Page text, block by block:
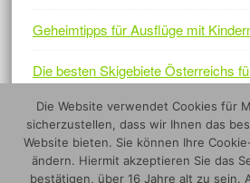
Geheimtipps für Ausflüge mit
Die besten Skigebiete Österreichs
Österreichs Naturjuwelen – Fünf
lohnen
Die Website verwendet Cookies für
sicherzustellen, dass wir Ihnen das
Website bieten. Sie können Ihre
ändern. Hiermit akzeptieren Sie das
bestätigen, über 16 Jahre alt zu sein.